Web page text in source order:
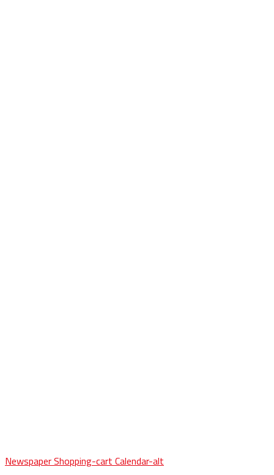
NewspaperShopping-cart Calendar-alt